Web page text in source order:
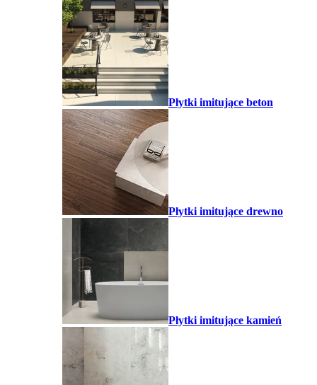
Płytki imitujące beton
Płytki imitujące drewno
Płytki imitujące kamień